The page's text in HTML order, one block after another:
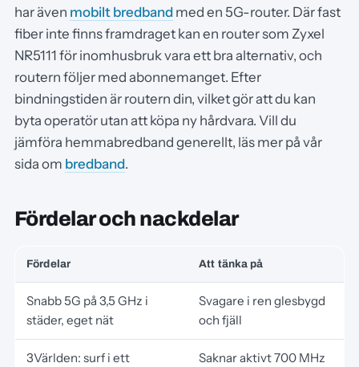
har även mobilt bredband med en 5G-router. Där fast
fiber inte finns framdraget kan en router som Zyxel
NR5111 för inomhusbruk vara ett bra alternativ, och
routern följer med abonnemanget. Efter
bindningstiden är routern din, vilket gör att du kan
byta operatör utan att köpa ny hårdvara. Vill du
jämföra hemmabredband generellt, läs mer på vår
sida om bredband.
Fördelar och nackdelar
Fördelar Att tänka på
Snabb 5G på 3,5 GHz i
städer, eget nät
Svagare i ren glesbygd
och fjäll
3Världen: surf i ett
Saknar aktivt 700 MHz